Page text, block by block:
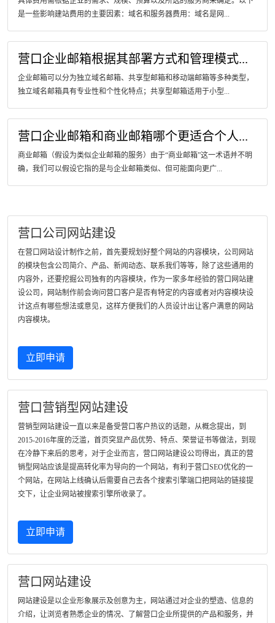
是一些影响建站费用的主要因素：域名和服务器费用：域名是网...
营口企业邮箱根据其部署方式和管理模式...
企业邮箱可以分为独立域名邮箱、共享型邮箱和移动端邮箱等多种类型，
独立域名邮箱具有专业性和个性化特点；共享型邮箱适用于小型...
营口企业邮箱和商业邮箱哪个更适合个人...
商业邮箱（假设为类似企业邮箱的服务）由于“商业邮箱”这一术语并不明
确，我们可以假设它指的是与企业邮箱类似、但可能面向更广...
营口公司网站建设
在营口网站设计制作之前，首先要规划好整个网站的内容模块，公司网站
的模块包含公司简介、产品、新闻动态、联系我们等等，除了这些通用的
内容外，还要挖掘公司独有的内容模块，作为一家多年经验的营口网站建
设公司，网站制作前会询问营口客户是否有特定的内容或者对内容模块设
计这点有哪些想法或意见，这样方便我们的人员设计出让客户满意的网站
内容模块。
立即申请
营口营销型网站建设
营销型网站建设一直以来是备受营口客户热议的话题，从概念提出，到
2015-2016年度的泛滥，首页突显产品优势、特点、荣誉证书等做法，到现
在冷静下来后的思考，对于企业而言，营口网站建设公司得出，真正的营
销型网站应该是提高转化率为导向的一个网站，有利于营口SEO优化的一
个网站，在网站上线确认后需要自己去各个搜索引擎端口把网站的链接提
交下，让企业网站被搜索引擎所收录了。
立即申请
营口网站建设
网站建设是以企业形象展示及创意为主，网站通过对企业的塑造、信息的
介绍，让浏览者熟悉企业的情况、了解营口企业所提供的产品和服务，并